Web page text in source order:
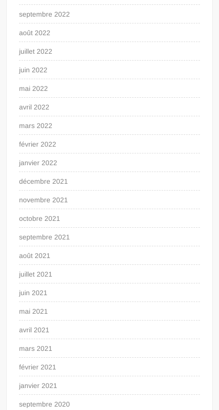
septembre 2022
août 2022
juillet 2022
juin 2022
mai 2022
avril 2022
mars 2022
février 2022
janvier 2022
décembre 2021
novembre 2021
octobre 2021
septembre 2021
août 2021
juillet 2021
juin 2021
mai 2021
avril 2021
mars 2021
février 2021
janvier 2021
septembre 2020